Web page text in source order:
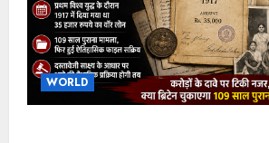
WORLD